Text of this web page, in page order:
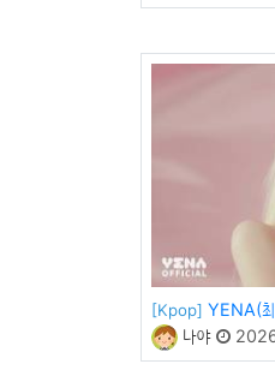
[Kpop] YENA(
나야